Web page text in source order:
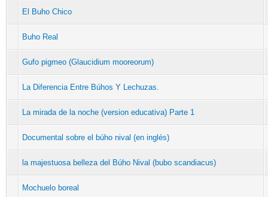
El Buho Chico
Buho Real
Gufo pigmeo (Glaucidium mooreorum)
La Diferencia Entre Búhos Y Lechuzas.
La mirada de la noche (version educativa) Parte 1
Documental sobre el búho nival (en inglés)
la majestuosa belleza del Búho Nival (bubo scandiacus)
Mochuelo boreal